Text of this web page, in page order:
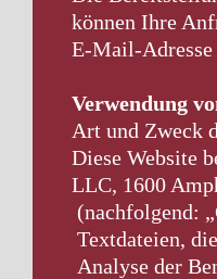
können Ihre
E-Mail-
Verwendung
Art und Zweck
Diese Website
LLC, 1600
(nachfolgend:
Textdateien,
Analyse der